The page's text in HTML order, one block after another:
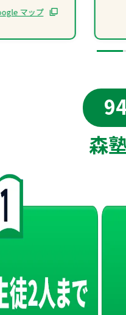
マップ
森